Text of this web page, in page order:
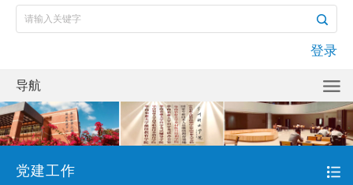
登录
导航
党建工作